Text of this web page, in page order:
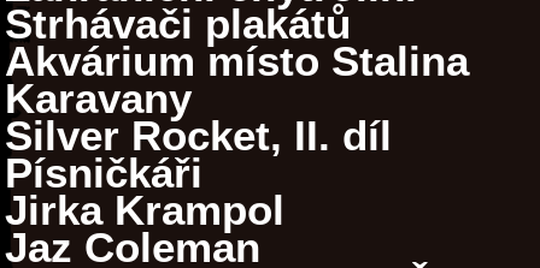
Strhávači plakátů
Akvárium místo Stalina
Karavany
Silver Rocket, II. díl
Písničkáři
Jirka Krampol
Jaz Coleman